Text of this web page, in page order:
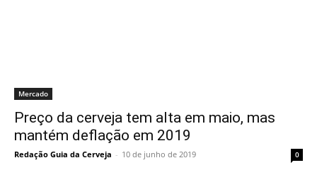
Mercado
Preço da cerveja tem alta em maio, mas
mantém deflação em 2019
Redação Guia da Cerveja - 10 de junho de 2019 0